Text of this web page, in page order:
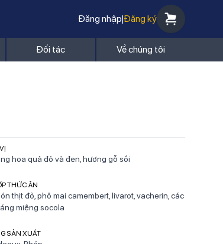
Đăng nhập|Đăng ký
Đối tác Về chúng tôi
hoa quả đỏ và đen, hương gỗ sồi
THỨC ĂN
thịt đỏ, phô mai camembert, livarot, vacherin, các
miệng socola
SẢN XUẤT